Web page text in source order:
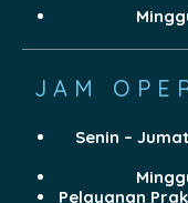
JAM
Senin – Jumat
Pelayanan